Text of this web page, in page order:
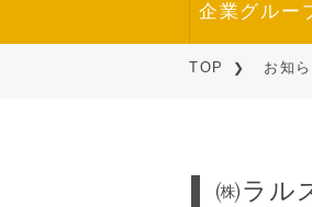
企業グルー
TOP お知
㈱ラル